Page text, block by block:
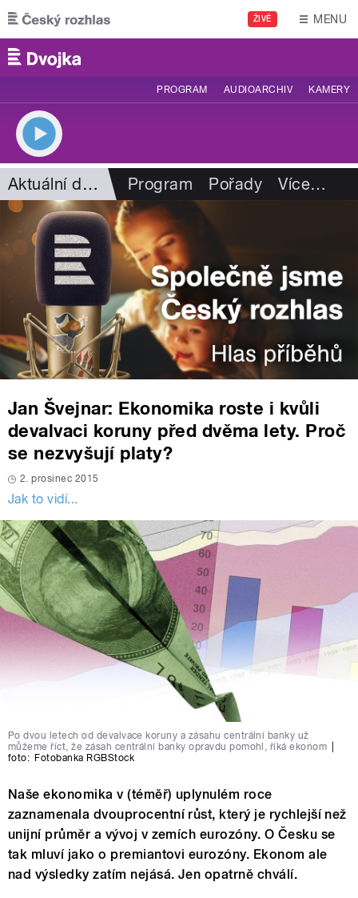
Přejít k hlavnímu obsahu
ŽIVĚ MENU
PROGRAM AUDIOARCHIV KAMERY
Aktuální dění Program Pořady Více…
Jan Švejnar: Ekonomika roste i kvůli
devalvaci koruny před dvěma lety. Proč
se nezvyšují platy?
2. prosinec 2015
Jak to vidí...
Po dvou letech od devalvace koruny a zásahu centrální banky už
můžeme říct, že zásah centrální banky opravdu pomohl, říká ekonom
foto: Fotobanka RGBStock
Naše ekonomika v (téměř) uplynulém roce
zaznamenala dvouprocentní růst, který je rychlejší než
unijní průměr a vývoj v zemích eurozóny. O Česku se
tak mluví jako o premiantovi eurozóny. Ekonom ale
nad výsledky zatím nejásá. Jen opatrně chválí.